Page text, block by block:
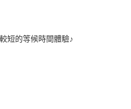
短的等候時間體驗♪